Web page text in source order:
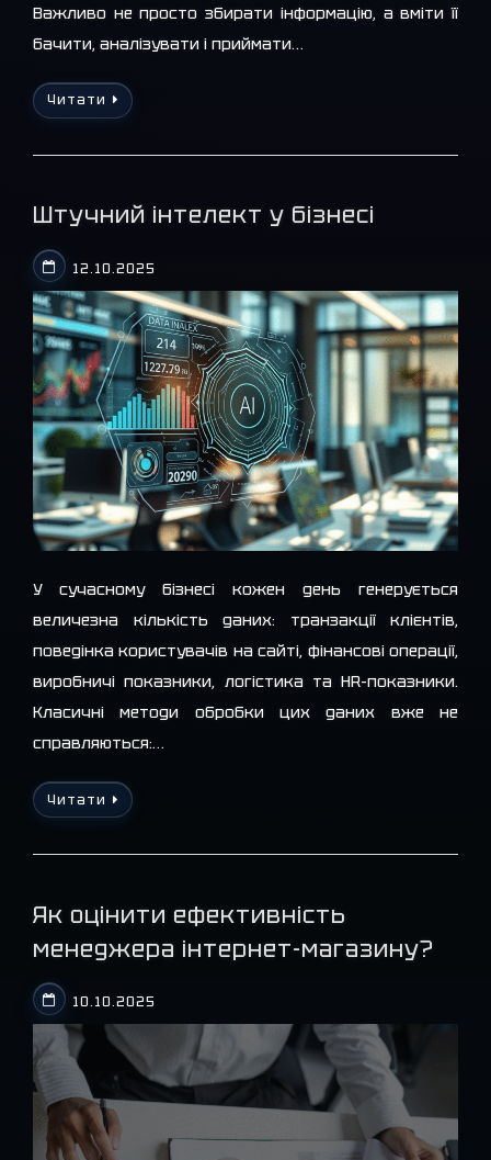
Важливо не просто збирати інформацію, а вміти її
бачити, аналізувати і приймати…
Читати
Штучний інтелект у бізнесі
12.10.2025
У сучасному бізнесі кожен день генерується
величезна кількість даних: транзакції клієнтів,
поведінка користувачів на сайті, фінансові операції,
виробничі показники, логістика та HR-показники.
Класичні методи обробки цих даних вже не
справляються:…
Читати
Як оцінити ефективність
менеджера інтернет-магазину?
10.10.2025